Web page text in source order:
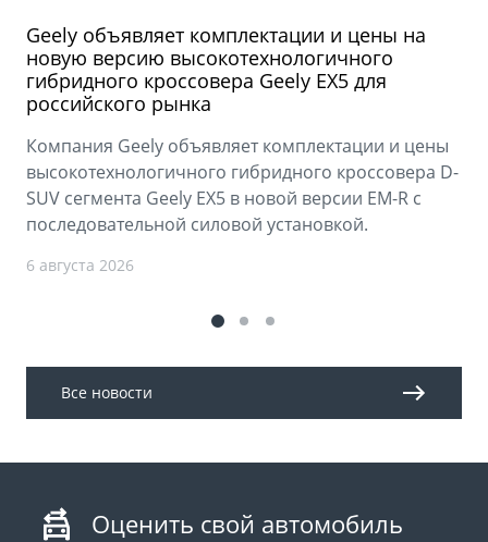
Geely объявляет комплектации и цены на
новую версию высокотехнологичного
гибридного кроссовера Geely EX5 для
российского рынка
Компания Geely объявляет комплектации и цены
высокотехнологичного гибридного кроссовера D-
SUV сегмента Geely EX5 в новой версии EM-R с
последовательной силовой установкой.
6 августа 2026
Все новости
Оценить свой автомобиль